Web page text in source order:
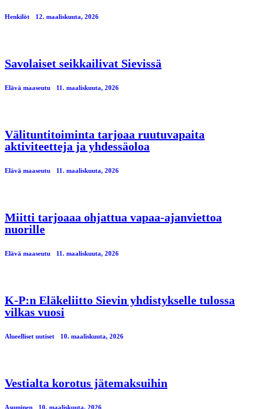
Henkilöt 12. maaliskuuta, 2026
Savolaiset seikkailivat Sievissä
Elävä maaseutu 11. maaliskuuta, 2026
Välituntitoiminta tarjoaa ruutuvapaita
aktiviteetteja ja yhdessäoloa
Elävä maaseutu 11. maaliskuuta, 2026
Miitti tarjoaaa ohjattua vapaa-ajanviettoa
nuorille
Elävä maaseutu 11. maaliskuuta, 2026
K-P:n Eläkeliitto Sievin yhdistykselle tulossa
vilkas vuosi
Alueelliset uutiset 10. maaliskuuta, 2026
Vestialta korotus jätemaksuihin
Asuminen 10. maaliskuuta, 2026